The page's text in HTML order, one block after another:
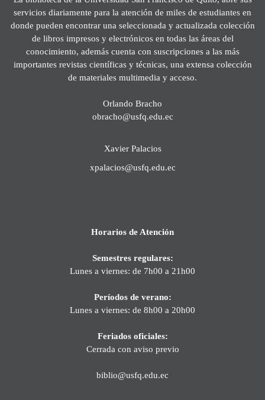
servicios diariamente para la atención de miles de estudiantes en
donde pueden encontrar una seleccionada y actualizada colección
de libros impresos y electrónicos en todas las áreas del
conocimiento, además cuenta con suscripciones a las más
importantes revistas científicas y técnicas, una extensa colección
de materiales multimedia y acceso.
Orlando Bracho
obracho@usfq.edu.ec
Xavier Palacios
xpalacios@usfq.edu.ec
Horarios de Atención
Semestres regulares:
Lunes a viernes: de 7h00 a 21h00
Períodos de verano:
Lunes a viernes: de 8h00 a 20h00
Feriados oficiales:
Cerrada con aviso previo
biblio@usfq.edu.ec